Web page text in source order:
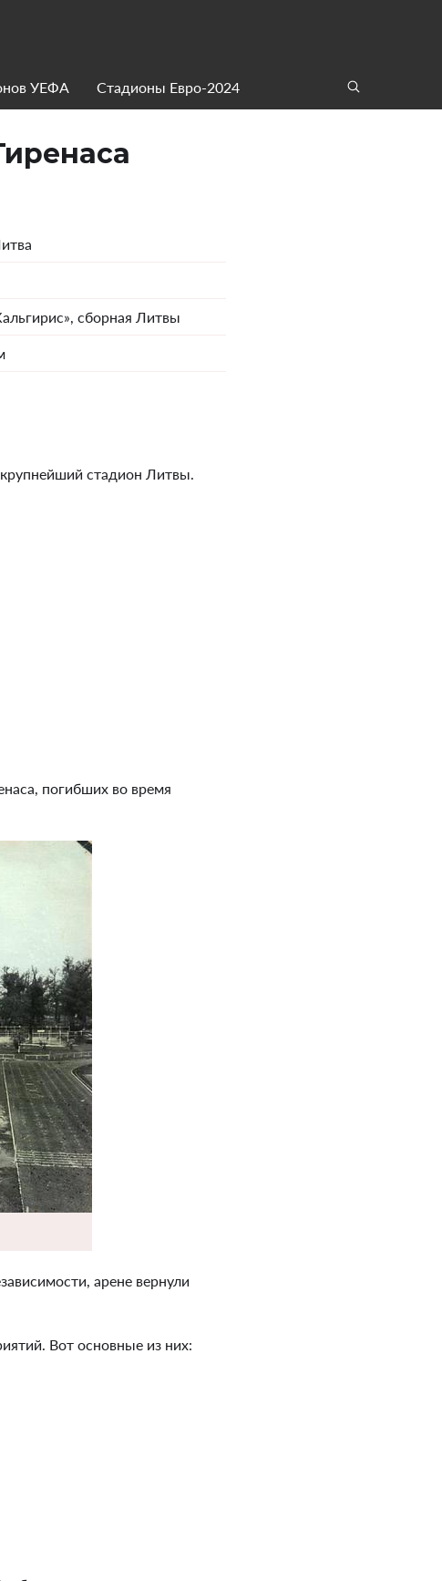
УЕФА Стадионы Евро-2024
сборная Литвы
стадион Литвы.
погибших во время
арене вернули
Вот основные из них: